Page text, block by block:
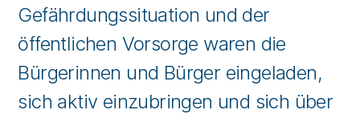
Gefährdungssituation und der
öffentlichen Vorsorge waren die
Bürgerinnen und Bürger eingeladen,
sich aktiv einzubringen und sich über